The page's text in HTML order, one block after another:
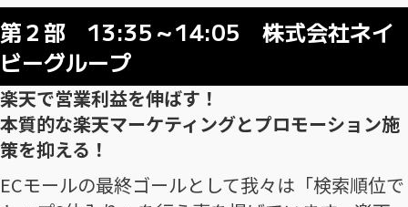
第２部 13:35～14:05 株式会社ネイ
ビーグループ
楽天で営業利益を伸ばす！
本質的な楽天マーケティングとプロモーション施
策を抑える！
ECモールの最終ゴールとして我々は「検索順位で